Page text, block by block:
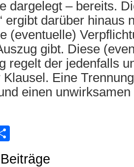
dargelegt – bereits.
ergibt darüber hinaus
(eventuelle)
gibt. Diese
regelt der jedenfalls
Klausel. Eine
einen